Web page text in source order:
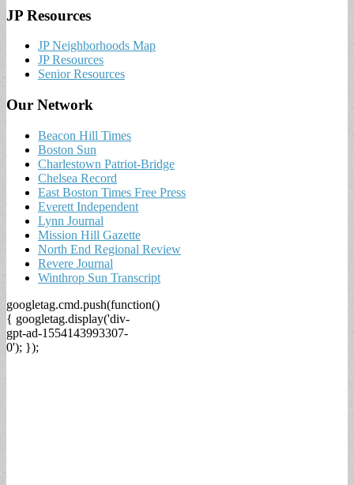
JP Resources
JP Neighborhoods Map
JP Resources
Senior Resources
Our Network
Beacon Hill Times
Boston Sun
Charlestown Patriot-Bridge
Chelsea Record
East Boston Times Free Press
Everett Independent
Lynn Journal
Mission Hill Gazette
North End Regional Review
Revere Journal
Winthrop Sun Transcript
googletag.cmd.push(function()
{ googletag.display('div-
gpt-ad-1554143993307-
0'); });